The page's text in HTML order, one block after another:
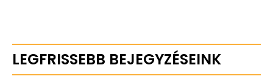
LEGFRISSEBB BEJEGYZÉSEINK